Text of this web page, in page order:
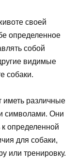
своей
определенное
собой
видимые
собаки.
иметь различные
символами. Они
определенной
для собаки,
или тренировку.